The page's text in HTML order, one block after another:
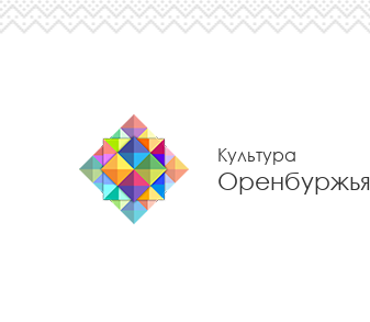
Культура
Оренбуржья